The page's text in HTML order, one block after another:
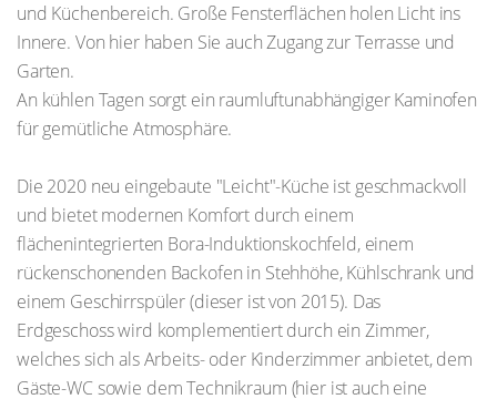
und Küchenbereich. Große Fensterflächen holen Licht ins
Innere. Von hier haben Sie auch Zugang zur Terrasse und
Garten.
An kühlen Tagen sorgt ein raumluftunabhängiger Kaminofen
für gemütliche Atmosphäre.
Die 2020 neu eingebaute "Leicht"-Küche ist geschmackvoll
und bietet modernen Komfort durch einem
flächenintegrierten Bora-Induktionskochfeld, einem
rückenschonenden Backofen in Stehhöhe, Kühlschrank und
einem Geschirrspüler (dieser ist von 2015). Das
Erdgeschoss wird komplementiert durch ein Zimmer,
welches sich als Arbeits- oder Kinderzimmer anbietet, dem
Gäste-WC sowie dem Technikraum (hier ist auch eine